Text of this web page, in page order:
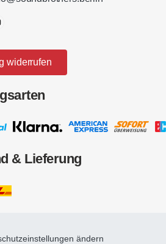
widerrufen
& Lieferung
ändern